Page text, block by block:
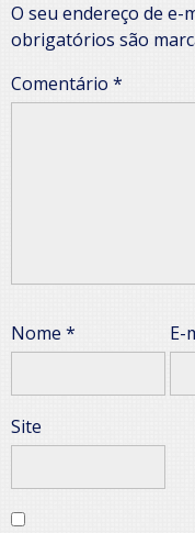
O seu endereço de e-
obrigatórios são
Comentário *
Nome * E-
Site